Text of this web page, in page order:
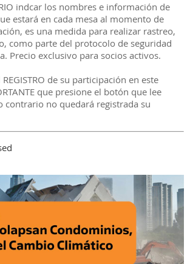
indcar los nombres e información de
estará en cada mesa al momento de
es una medida para realizar rastreo,
como parte del protocolo de seguridad
Precio exclusivo para socios activos.
de su participación en este
que presione el botón que lee
contrario no quedará registrada su